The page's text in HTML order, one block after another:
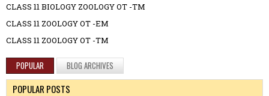
CLASS 11 BIOLOGY ZOOLOGY OT -TM
CLASS 11 ZOOLOGY OT -EM
CLASS 11 ZOOLOGY OT -TM
POPULAR BLOG ARCHIVES
POPULAR POSTS